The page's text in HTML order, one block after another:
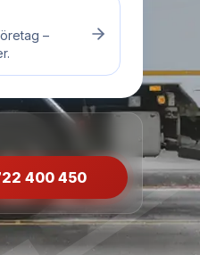
–
400 450